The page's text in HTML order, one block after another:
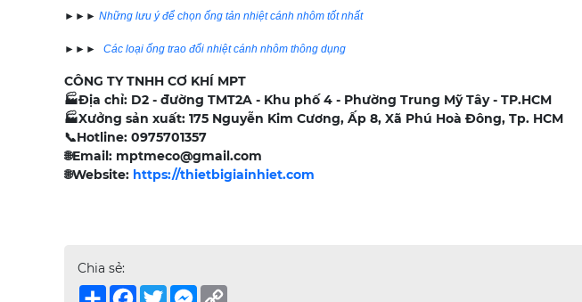
►►► Những lưu ý để chọn ống tản nhiệt cánh nhôm tốt nhất
►►► Các loại ống trao đổi nhiệt cánh nhôm thông dụng
CÔNG TY TNHH CƠ KHÍ MPT
🏭Địa chỉ: D2 - đường TMT2A - Khu phố 4 - Phường Trung Mỹ Tây - TP.HCM
🏭Xưởng sản xuất: 175 Nguyễn Kim Cương, Ấp 8, Xã Phú Hoà Đông, Tp. HCM
📞Hotline: 0975701357
🌐Email: mptmeco@gmail.com
🌐Website: https://thietbigiainhiet.com
Chia sẻ:
ShareFacebook
TwitterMessenger